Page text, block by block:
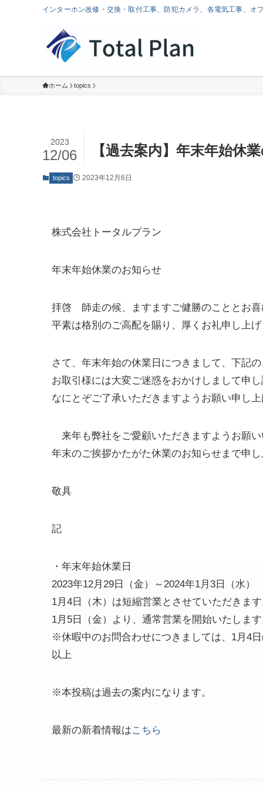
インターホン改修・交換・取付工事、防犯カメラ、各電気工事、オ
ホーム topics
【過去案内】年末年始休
2023
12/06
topics 2023年12月6日
株式会社トータルプラン
年末年始休業のお知らせ
拝啓 師走の候、ますますご健勝のこととお喜
平素は格別のご高配を賜り、厚くお礼申し上げ
さて、年末年始の休業日につきまして、下記
お取引様には大変ご迷惑をおかけしまして申し
なにとぞご了承いただきますようお願い申し上
来年も弊社をご愛顧いただきますようお願い
年末のご挨拶かたがた休業のお知らせまで申し
敬具
記
・年末年始休業日
2023年12月29日（金）～2024年1月3日（水）
1月4日（木）は短縮営業とさせていただきます
1月5日（金）より、通常営業を開始いたします
※休暇中のお問合わせにつきましては、1月4
以上
※本投稿は過去の案内になります。
最新の新着情報はこちら